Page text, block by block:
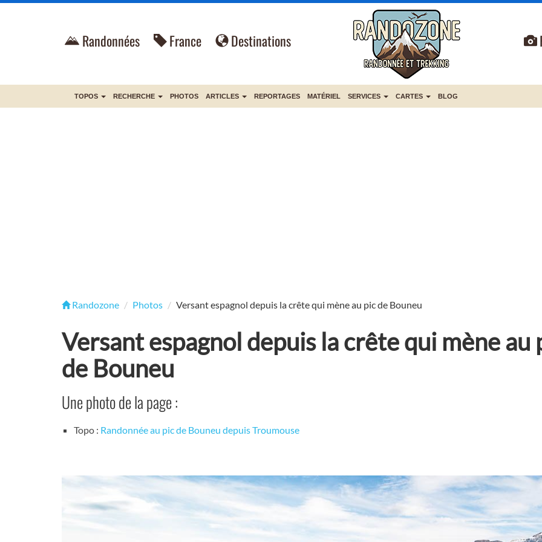
Randonnées France Destinations
TOPOS RECHERCHE PHOTOS ARTICLES REPORTAGES MATÉRIEL SERVICES CARTES BLOG
Randozone Photos Versant espagnol depuis la crête qui mène au pic de Bouneu
Versant espagnol depuis la crête qui mène au
de Bouneu
Une photo de la page :
Topo : Randonnée au pic de Bouneu depuis Troumouse